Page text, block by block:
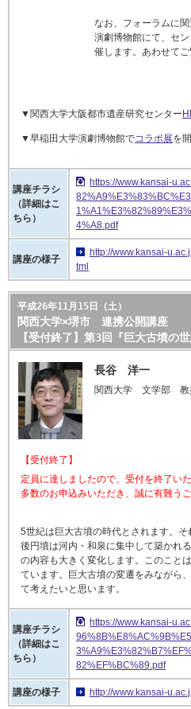
なお、フォーラムに
演劇博物館にて、セ
催します。あわせてご
▼関西大学大阪都市遺産研究センター
▼早稲田大学演劇博物館でコラボ展を
講座チラシ
（詳細はこ
ちら）
https://www.kansai-
4%A8.pdf
講座の様子
http://www.kansai-
tml
平成26年11月15日（土）
関西大学×堺市 連携公開講座
【受付終了】第3回『巨大古墳の
長谷 洋一
関西大学 文学部 教
【受付終了】
定員に達しましたので、受付を終了いた
多数のお申込みいただき、誠に有難うご
5世紀は巨大古墳の時代とされます。
後円墳は河内・和泉に集中して築かれ
の内容も大きく変化します。このこと
ています。巨大古墳の変遷をみながら
て考えたいと思います。
講座チラシ
（詳細はこ
ちら）
https://www.kansai-
82%EF%BC%89.pdf
講座の様子 http://www.kansai-